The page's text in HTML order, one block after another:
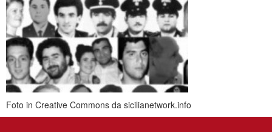
Foto in Creative Commons da sicilianetwork.info